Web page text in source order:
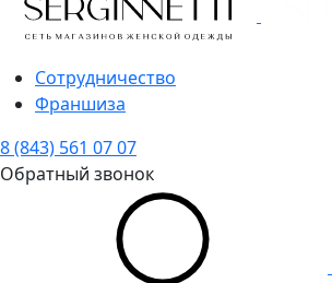
Сотрудничество
Франшиза
8 (843) 561 07 07
Обратный звонок